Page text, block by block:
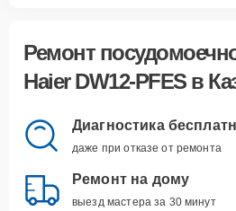
Ремонт
Haier DW12-PFESв
Диагностика
даже при отказе от ремонта
Ремонт на дому
выезд мастера за 30 минут